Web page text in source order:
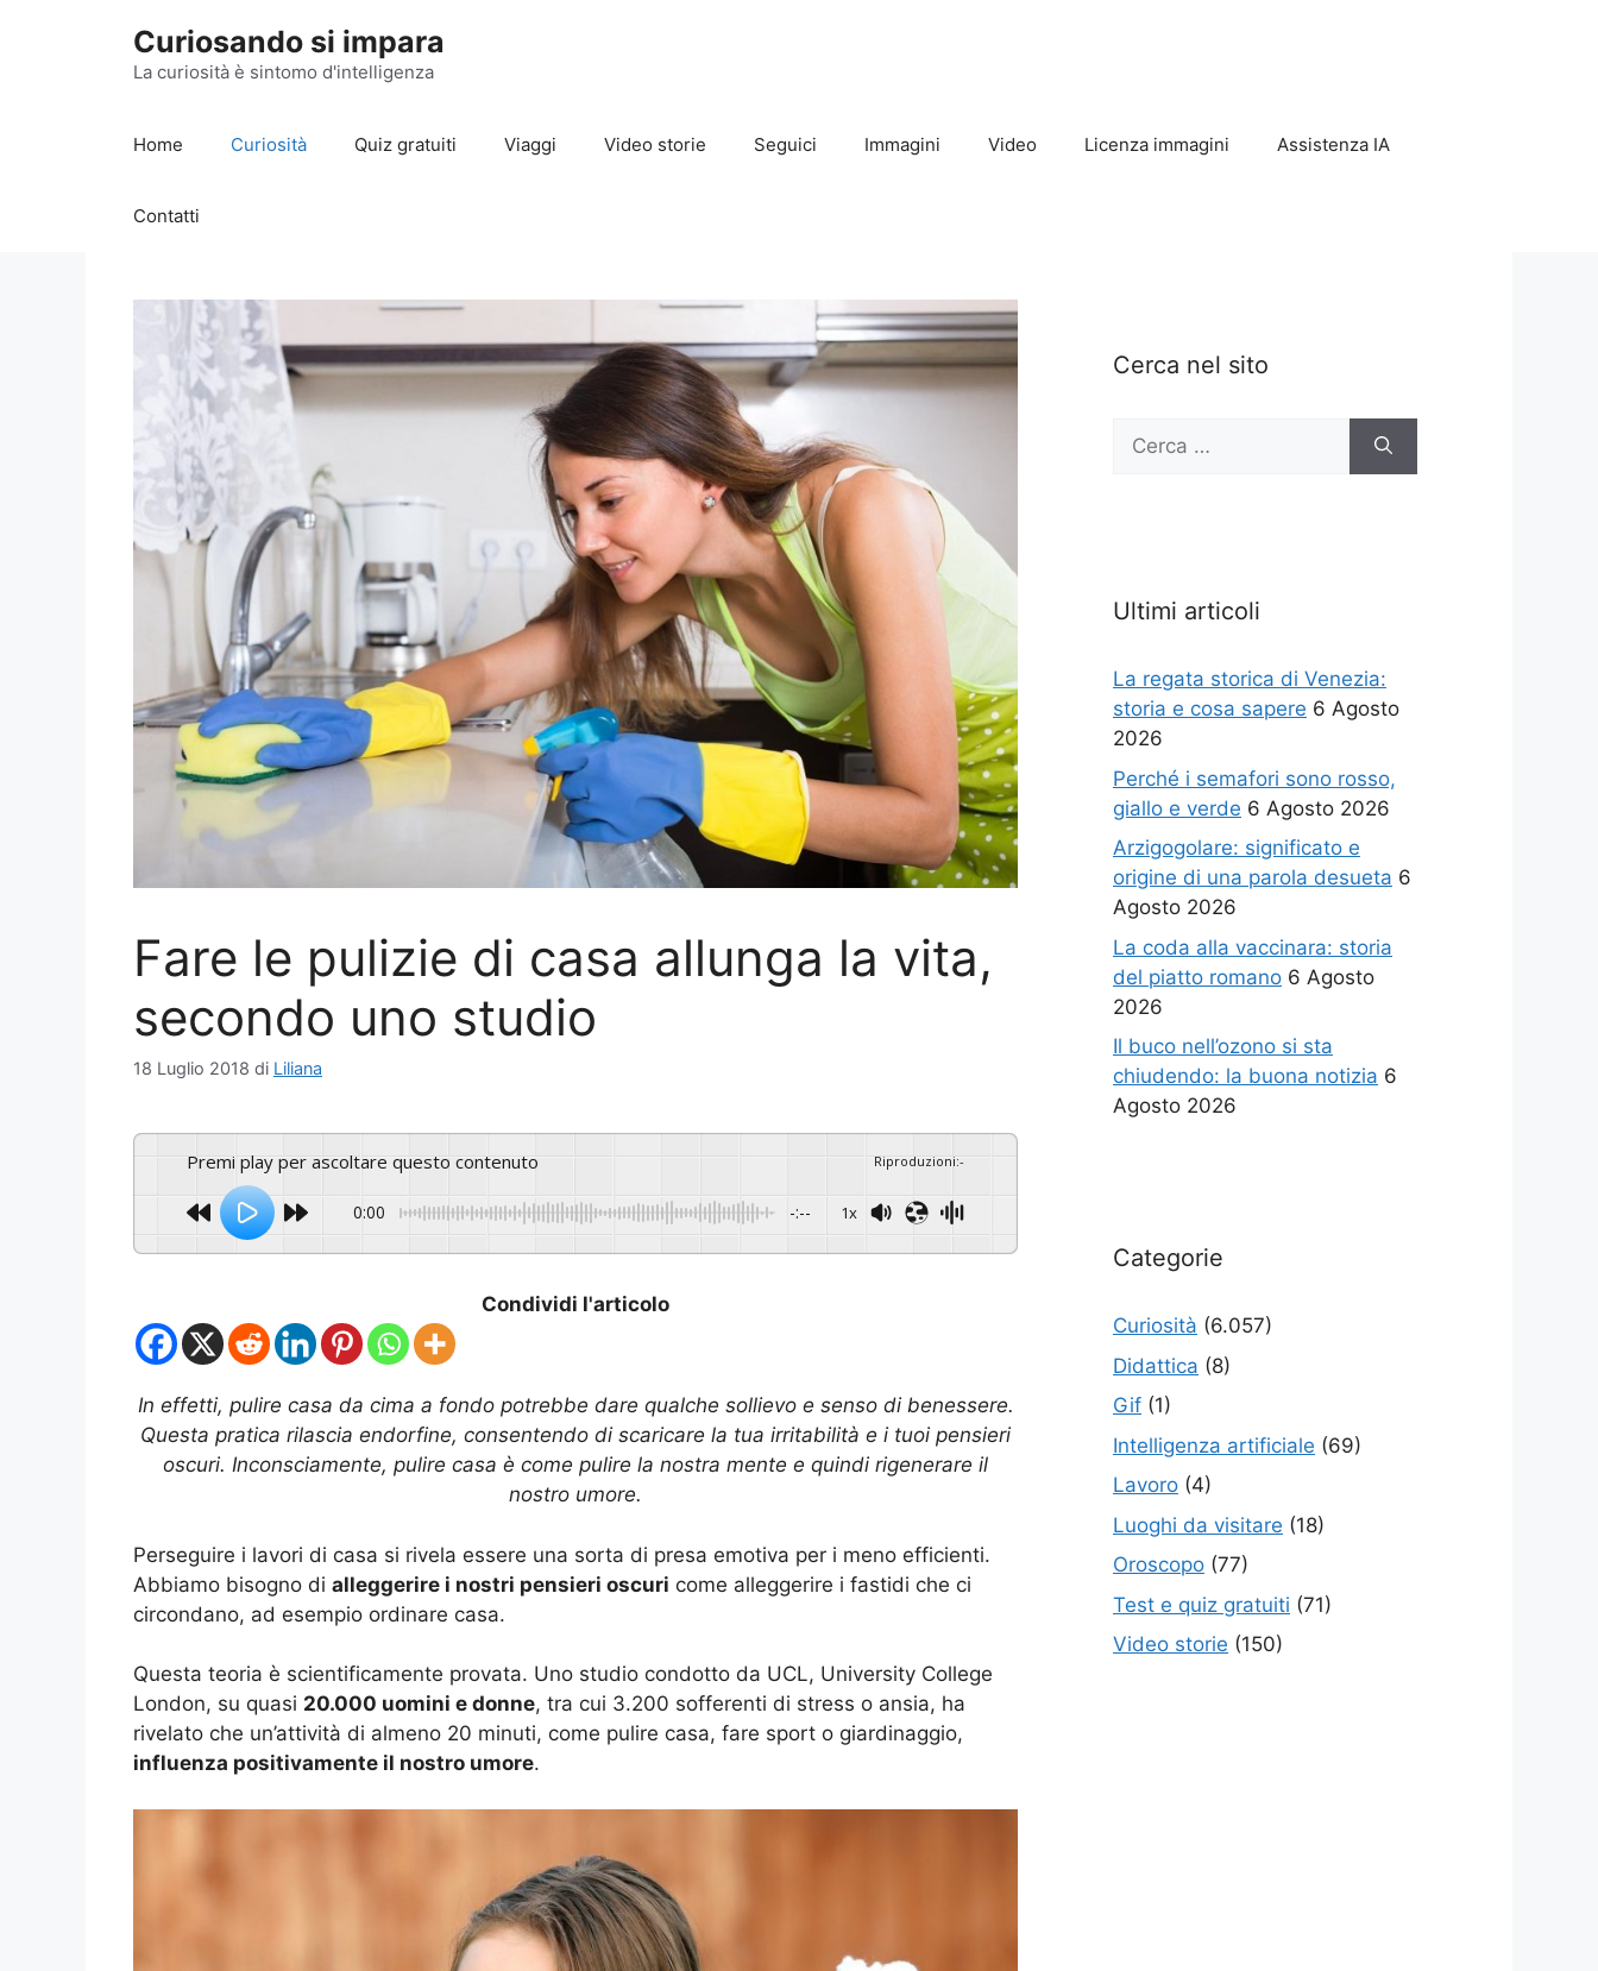
Curiosando si impara
La curiosità è sintomo d'intelligenza
Home Curiosità Quiz gratuiti Viaggi Video storie Seguici Immagini Video Licenza immagini Assistenza IA
Contatti
Fare le pulizie di casa allunga la vita,
secondo uno studio
18 Luglio 2018 di Liliana
Premi play per ascoltare questo contenuto Riproduzioni:-
0:00 -:-- 1x
Condividi l'articolo
In effetti, pulire casa da cima a fondo potrebbe dare qualche sollievo e senso di benessere.
Questa pratica rilascia endorfine, consentendo di scaricare la tua irritabilità e i tuoi pensieri
oscuri. Inconsciamente, pulire casa è come pulire la nostra mente e quindi rigenerare il
nostro umore.
Perseguire i lavori di casa si rivela essere una sorta di presa emotiva per i meno efficienti.
Abbiamo bisogno di alleggerire i nostri pensieri oscuri come alleggerire i fastidi che ci
circondano, ad esempio ordinare casa.
Questa teoria è scientificamente provata. Uno studio condotto da UCL, University College
London, su quasi 20.000 uomini e donne, tra cui 3.200 sofferenti di stress o ansia, ha
rivelato che un’attività di almeno 20 minuti, come pulire casa, fare sport o giardinaggio,
influenza positivamente il nostro umore.
Cerca nel sito
Ricerca
Ultimi articoli
La regata storica di Venezia:
storia e cosa sapere 6 Agosto
2026
Perché i semafori sono rosso,
giallo e verde 6 Agosto 2026
Arzigogolare: significato e
origine di una parola desueta 6
Agosto 2026
La coda alla vaccinara: storia
del piatto romano 6 Agosto
2026
Il buco nell’ozono si sta
chiudendo: la buona notizia 6
Agosto 2026
Categorie
Curiosità (6.057)
Didattica (8)
Gif (1)
Intelligenza artificiale (69)
Lavoro (4)
Luoghi da visitare (18)
Oroscopo (77)
Test e quiz gratuiti (71)
Video storie (150)